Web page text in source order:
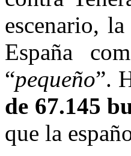
escenario,
España
“pequeño”.
de 67.145
que la